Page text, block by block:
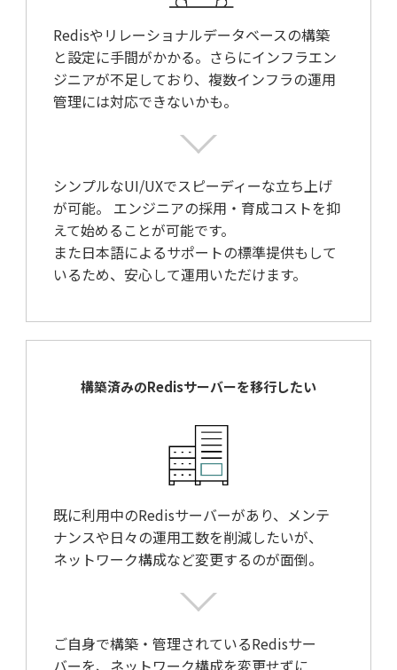
Redisやリレーショナルデータベースの構築
と設定に手間がかかる。さらにインフラエン
ジニアが不足しており、複数インフラの運用
管理には対応できないかも。
シンプルなUI/UXでスピーディーな立ち上げ
が可能。 エンジニアの採用・育成コストを抑
えて始めることが可能です。
また日本語によるサポートの標準提供もして
いるため、安心して運用いただけます。
構築済みのRedisサーバーを移行したい
既に利用中のRedisサーバーがあり、メンテ
ナンスや日々の運用工数を削減したいが、
ネットワーク構成など変更するのが面倒。
ご自身で構築・管理されているRedisサー